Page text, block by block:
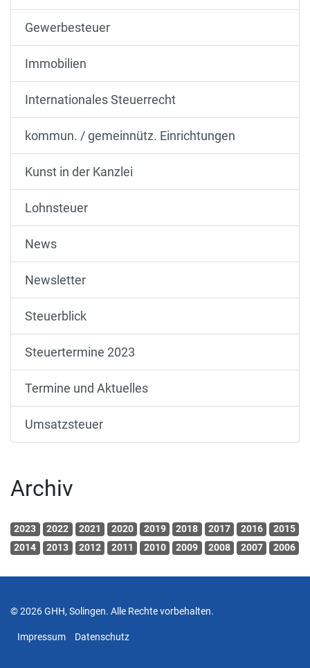
Gewerbesteuer
Immobilien
Internationales Steuerrecht
kommun. / gemeinnütz. Einrichtungen
Kunst in der Kanzlei
Lohnsteuer
News
Newsletter
Steuerblick
Steuertermine 2023
Termine und Aktuelles
Umsatzsteuer
Archiv
2023 2022 2021 2020 2019 2018 2017 2016
2015
2014
2013 2012 2011 2010 2009 2008 2007 2006
© 2026 GHH, Solingen. Alle Rechte vorbehalten.
Impressum Datenschutz